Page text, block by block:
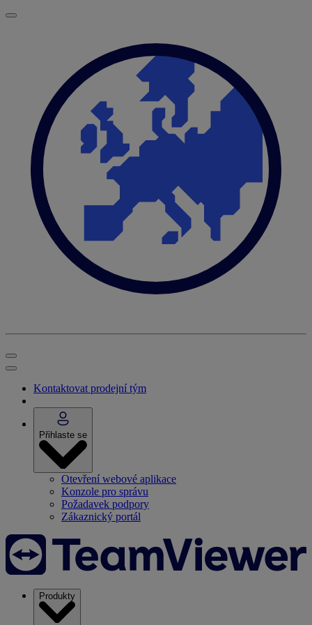
Kontaktovat prodejní tým
Přihlaste se
Otevření webové aplikace
Konzole pro správu
Požadavek podpory
Zákaznický portál
Produkty